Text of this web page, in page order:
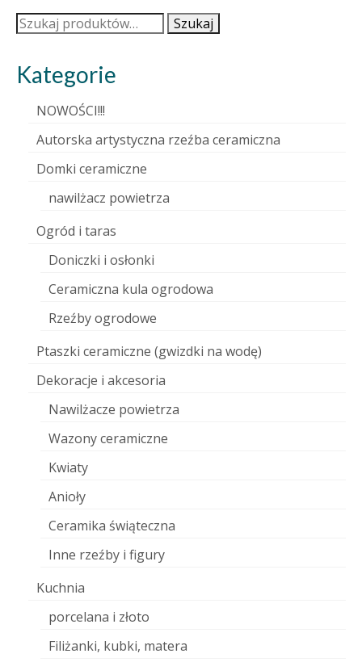
Szukaj: Szukaj
Kategorie
NOWOŚCI!!!
Autorska artystyczna rzeźba ceramiczna
Domki ceramiczne
nawilżacz powietrza
Ogród i taras
Doniczki i osłonki
Ceramiczna kula ogrodowa
Rzeźby ogrodowe
Ptaszki ceramiczne (gwizdki na wodę)
Dekoracje i akcesoria
Nawilżacze powietrza
Wazony ceramiczne
Kwiaty
Anioły
Ceramika świąteczna
Inne rzeźby i figury
Kuchnia
porcelana i złoto
Filiżanki, kubki, matera